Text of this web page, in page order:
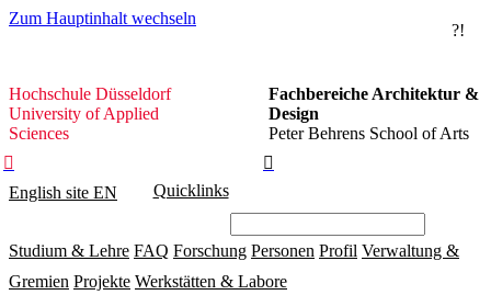
Zum Hauptinhalt wechseln
?!
Hochschule
Düsseldorf
Hochschule Düsseldorf
University of Applied
Sciences
Fachbereiche Architektur &
Design
Peter Behrens School of Arts


English site EN Quicklinks
Studium & Lehre FAQ Forschung Personen Profil Verwaltung &
Gremien Projekte Werkstätten & Labore